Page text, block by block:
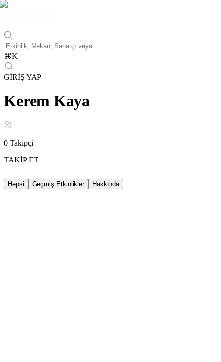
⌘K
GİRİŞ YAP
Kerem Kaya
0 Takipçi
TAKİP ET
Hepsi Geçmiş Etkinlikler Hakkında